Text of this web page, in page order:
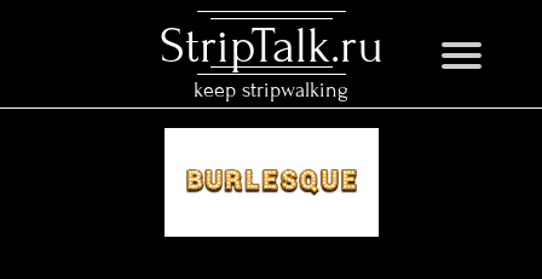
StripTalk.ru
keep stripwalking